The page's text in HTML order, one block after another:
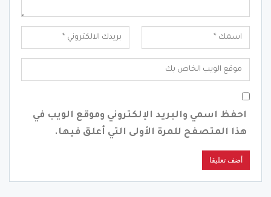
احفظ اسمي والبريد الإلكتروني وموقع الويب في
هذا المتصفح للمرة الأولى التي أعلق فيها.